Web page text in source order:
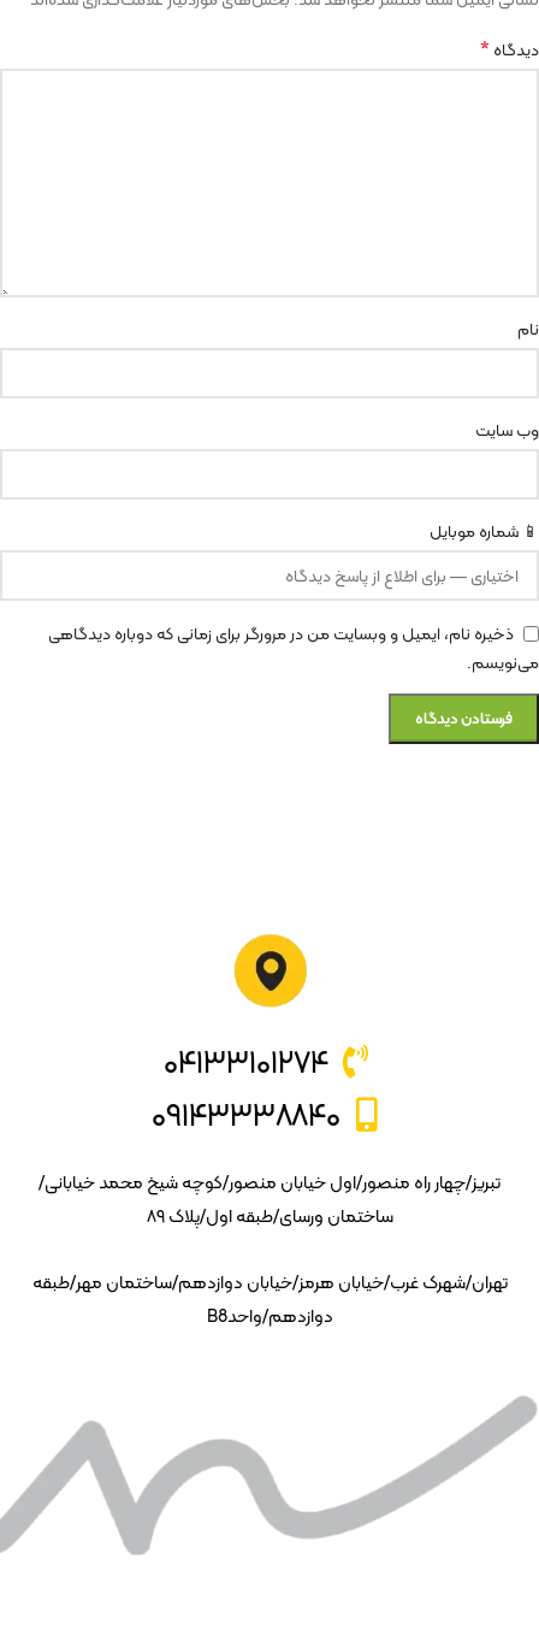
دیدگاه*
نام
وب‌ سایت
📱 شماره موبایل
ذخیره نام، ایمیل و وبسایت من در مرورگر برای زمانی که دوباره دیدگاهی
می‌نویسم.
۰۴۱۳۳۱۰۱۲۷۴
۰۹۱۴۳۳۳۸۸۴۰
تبریز/چهار راه منصور/اول خیابان منصور/کوچه شیخ محمد خیابانی/
ساختمان ورسای/طبقه اول/پلاک ۸۹
تهران/شهرک غرب/خیابان هرمز/خیابان دوازدهم/ساختمان مهر/طبقه
دوازدهم/واحدB8